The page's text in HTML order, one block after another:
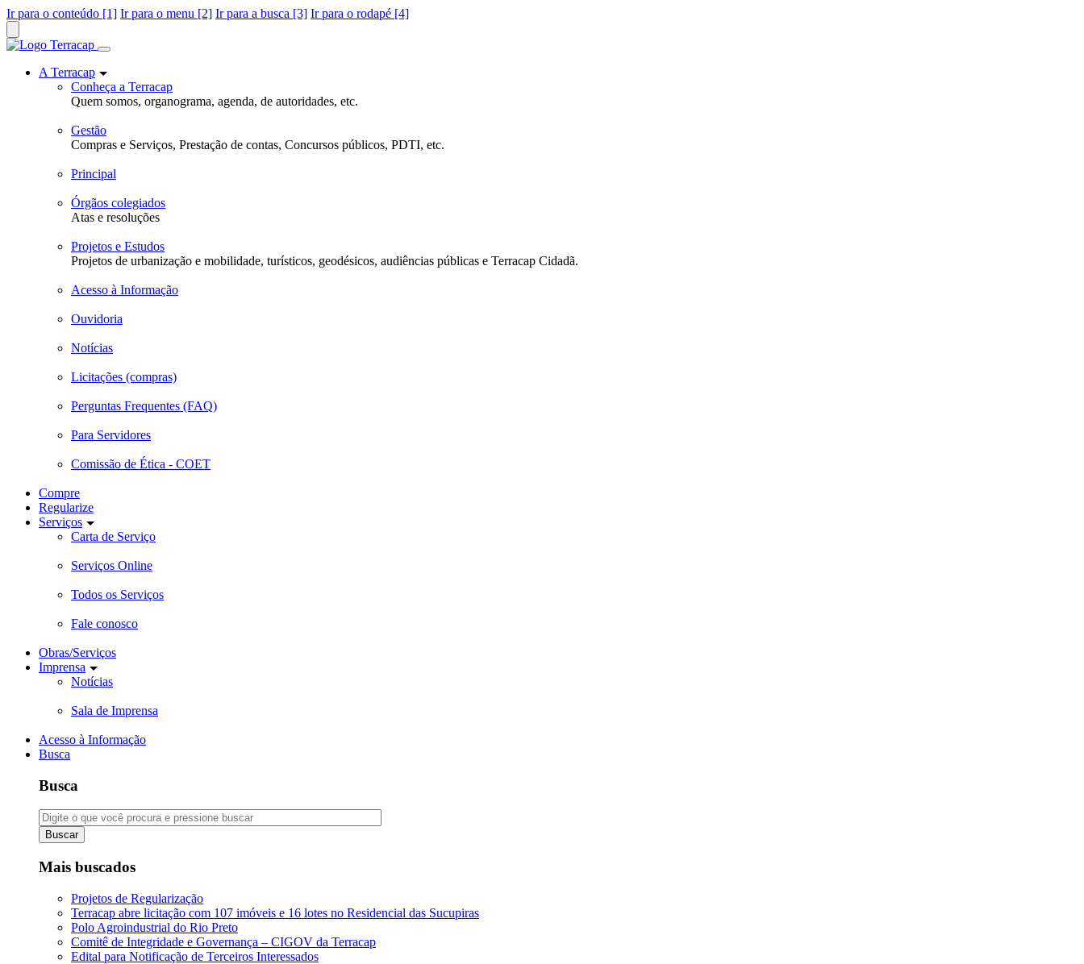
Ir para o conteúdo [1] Ir para o menu [2] Ir para a busca [3] Ir para o rodapé [4]
A Terracap
Conheça a Terracap
Quem somos, organograma, agenda, de autoridades, etc.
Gestão
Compras e Serviços, Prestação de contas, Concursos públicos, PDTI, etc.
Principal
Órgãos colegiados
Atas e resoluções
Projetos e Estudos
Projetos de urbanização e mobilidade, turísticos, geodésicos, audiências públicas e Terracap Cidadã.
Acesso à Informação
Ouvidoria
Notícias
Licitações (compras)
Perguntas Frequentes (FAQ)
Para Servidores
Comissão de Ética - COET
Compre
Regularize
Serviços
Carta de Serviço
Serviços Online
Todos os Serviços
Fale conosco
Obras/Serviços
Imprensa
Notícias
Sala de Imprensa
Acesso à Informação
Busca
Busca
Buscar
Mais buscados
Projetos de Regularização
Terracap abre licitação com 107 imóveis e 16 lotes no Residencial das Sucupiras
Polo Agroindustrial do Rio Preto
Comitê de Integridade e Governança – CIGOV da Terracap
Edital para Notificação de Terceiros Interessados